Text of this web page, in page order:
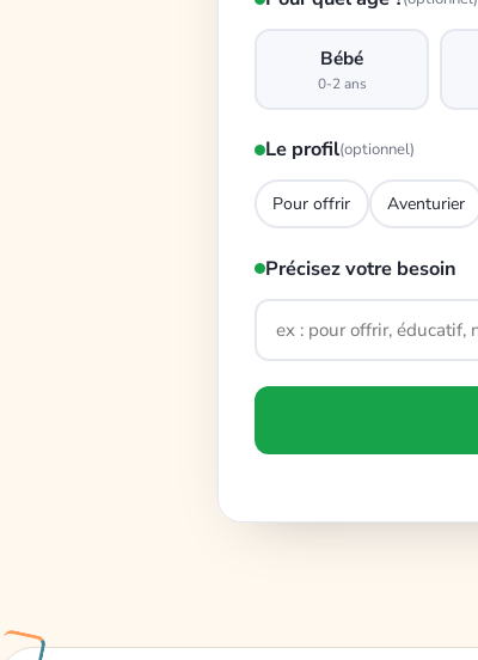
Bébé
0-2 ans
Le profil(optionnel)
Pour offrir Aventurier
Précisez votre besoin